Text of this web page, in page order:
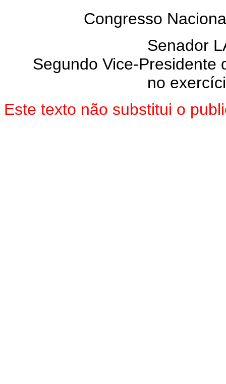
Congresso
Senador
Segundo Vice-Presidente
no
Este texto não substitui o